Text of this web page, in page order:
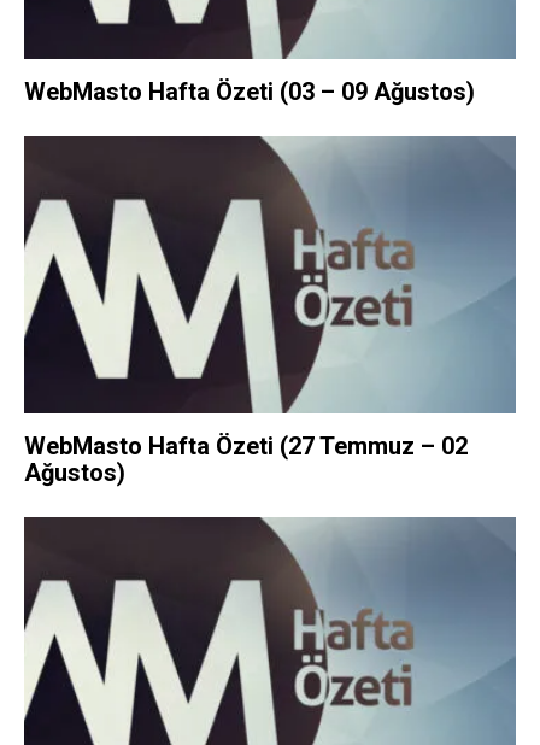
WebMasto Hafta Özeti (03 – 09 Ağustos)
WebMasto Hafta Özeti (27 Temmuz – 02
Ağustos)